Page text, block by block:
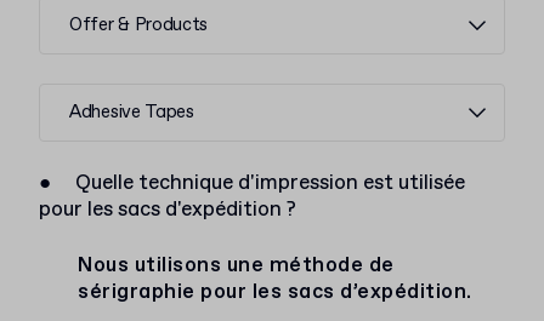
Offer & Products
Adhesive Tapes
●
Quelle technique d'impression est utilisée
pour les sacs d'expédition ?
Nous utilisons une méthode de
sérigraphie pour les sacs d’expédition.